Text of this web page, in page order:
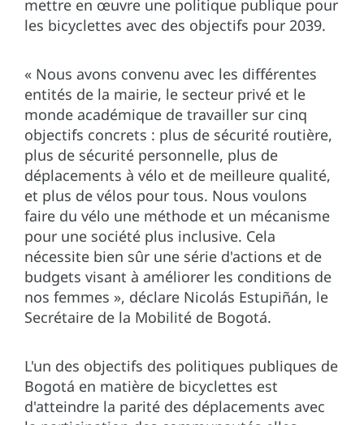
mettre en œuvre une politique publique pour
les bicyclettes avec des objectifs pour 2039.
« Nous avons convenu avec les différentes
entités de la mairie, le secteur privé et le
monde académique de travailler sur cinq
objectifs concrets : plus de sécurité routière,
plus de sécurité personnelle, plus de
déplacements à vélo et de meilleure qualité,
et plus de vélos pour tous. Nous voulons
faire du vélo une méthode et un mécanisme
pour une société plus inclusive. Cela
nécessite bien sûr une série d'actions et de
budgets visant à améliorer les conditions de
nos femmes », déclare Nicolás Estupiñán, le
Secrétaire de la Mobilité de Bogotá.
L'un des objectifs des politiques publiques de
Bogotá en matière de bicyclettes est
d'atteindre la parité des déplacements avec